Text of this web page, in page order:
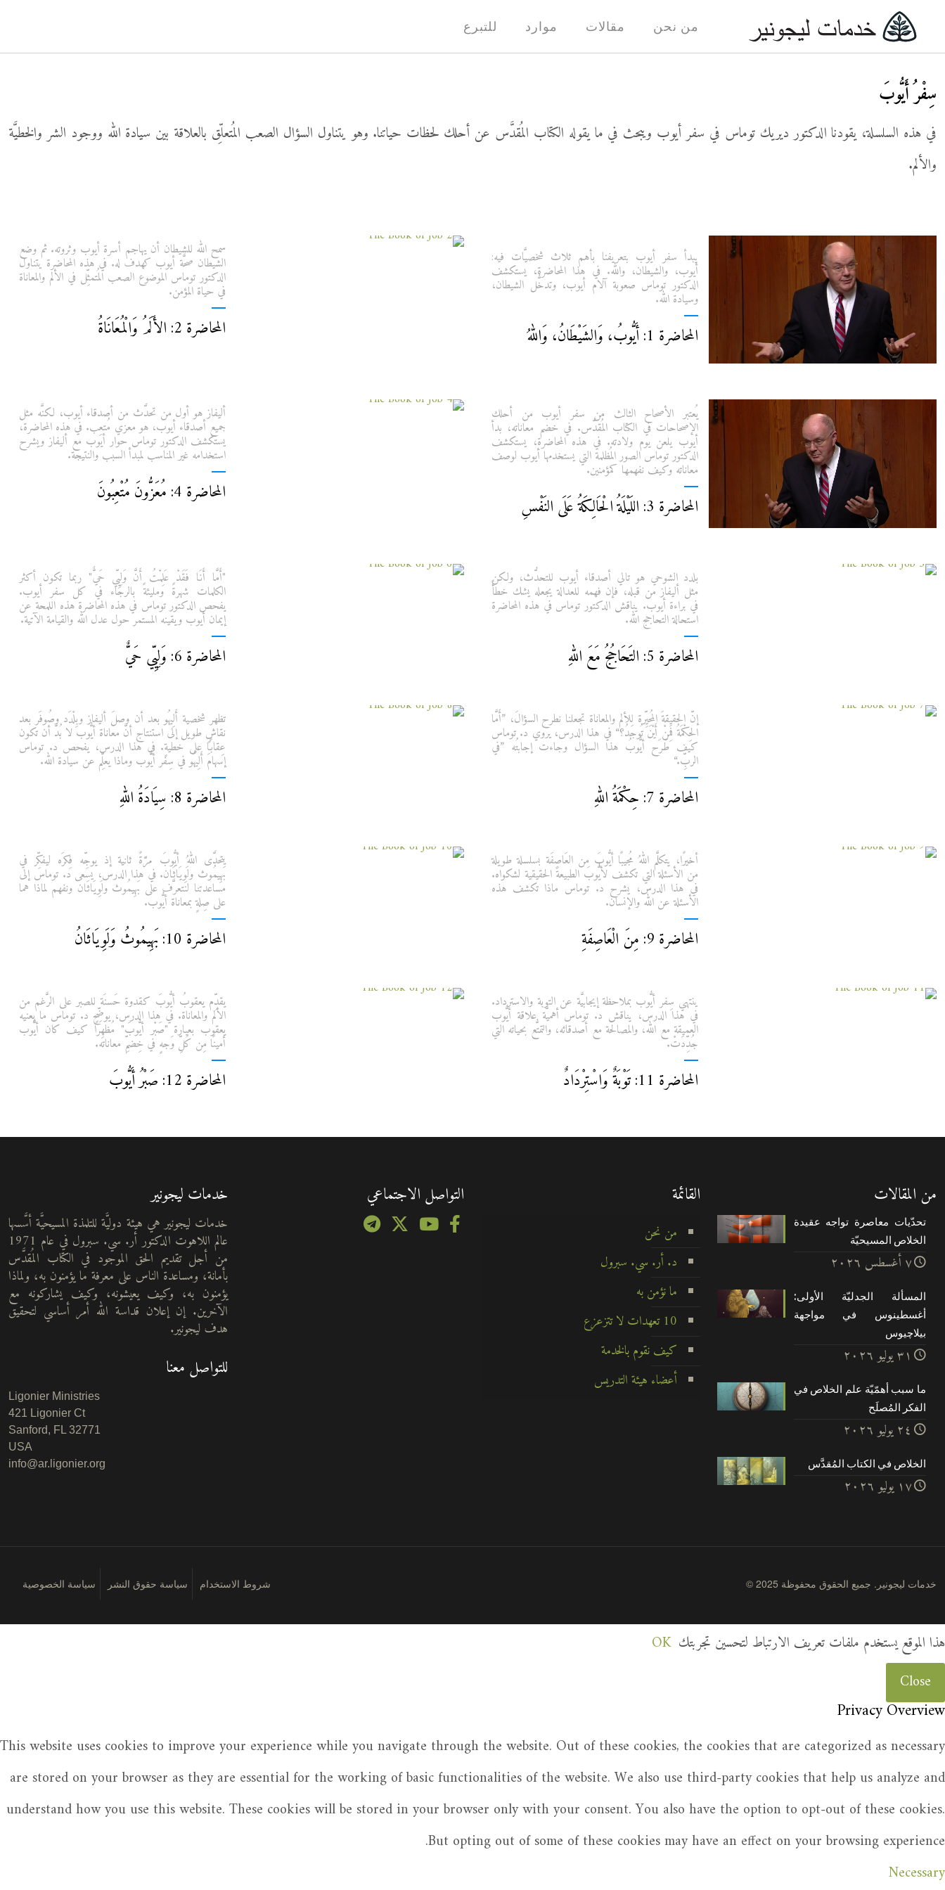
من نحن مقالات موارد للتبرع
سِفْرُ أَيُّوبَ
في هذه السلسلة، يقودنا الدكتور ديريك توماس في سفر أيوب ويبحث في ما يقوله الكتاب المُقدَّس عن أحلك لحظات حياتنا. وهو يتناول السؤال الصعب المُتعلِّق بالعلاقة بين سيادة الله ووجود الشر والخطيَّة
والألم.
يبدأ سفر أيوب بتعريفنا بأهم ثلاث شخصيَّات فيه:
أيوب، والشيطان، والله. في هذا المحاضرة، يستكشف
الدكتور توماس صعوبة آلام أيوب، وتدخُّل الشيطان،
وسيادة الله.
المحاضرة 1: أَيُّوبُ، وَالشَيْطَانُ، وَاللهُ
سمح الله للشيطان أن يهاجم أسرة أيوب وثروته. ثم وضع
الشيطان صحَّة أيوب كهدف له. في هذه المحاضرة يتناول
الدكتور توماس الموضوع الصعب المُتمثِّل في الألم والمعاناة
في حياة المؤمن.
المحاضرة 2: الأَلَمُ وَالْمُعَانَاةُ
يُعتبر الأصحاح الثالث من سفر أيوب من أحلك
الإصحاحات في الكتاب المُقدَّس. في خضم معاناته، بدأ
أيوب يلعن يوم ولادته. في هذه المحاضرة، يستكشف
الدكتور توماس الصور المُظلمة التي يستخدمها أيوب لوصف
معاناته وكيف نفهمها كمؤمنين.
المحاضرة 3: اللَيْلَةُ الْحَالِكَةُ عَلَى النَفْسِ
أليفاز هو أول من تحدَّث من أصدقاء أيوب، لكنَّه مثل
جميع أصدقاء أيوب، هو معزي مُتعِب. في هذه المحاضرة،
يستكشف الدكتور توماس حوار أيوب مع أليفاز ويشرح
استخدامه غير المناسب لمبدأ السبب والنتيجة.
المحاضرة 4: مُعَزُّونَ مُتْعِبُونَ
بلدد الشوحي هو تالي أصدقاء أيوب للتحدُّث، ولكن
مثل أليفاز من قبله، فإن فهمه للعدالة يجعله يشك خطأً
في براءة أيوب. يناقش الدكتور توماس في هذه المحاضرة
استحالة التحاجج الله.
المحاضرة 5: التَحَاجُجُ مَعَ اللهِ
"أَمَّا أَنَا فَقَدْ عَلِمْتُ أَنَّ وَلِيِّي حَيٌّ" ربما تكون أكثر
الكلمات شهرةً ومليئةً بالرجاء في كل سفر أيوب.
يفحص الدكتور توماس في هذه المحاضرة هذه اللمحة عن
إيمان أيوب ويقينه المستمر حول عدل الله والقيامة الآتية.
المحاضرة 6: وَلِيِّي حَيٌّ
إنّ الحقيقةَ المُحيِّرة للألم والمعاناة تجعلنا نطرح السؤالَ، ”أَمَّا
الحِكْمَةُ فَمِنْ أَيْنَ تُوجَدُ؟“ في هذا الدرس، يروي د. توماس
كيف طَرَح أيُّوبُ هذا السؤال وجاءت إجابتُه ”في
الربِّ.“
المحاضرة 7: حِكْمَةُ اللهِ
تظهر شخصية أَلِيهُو بعد أن وصلَ أليفاز وبِلْدَد وصُوفَر بعد
نقاشٍ طويل إلى استنتاج أنّ معاناة أيُّوب لا بُدَّ أن تكون
عِقابًا على خطيةٍ. في هذا الدرس، يفحص د. توماس
إسهامَ أَلِيهُو في سِفر أيُّوب وماذا يعلِّم عن سيادة الله.
المحاضرة 8: سِيَادَةُ اللهِ
أخيرًا، يتكلَّم اللهُ مُجيبًا أيُّوبَ من العَاصِفَة بسلسلة طويلة
من الأسئلة التي تكشف لأيُّوبَ الطبيعةَ الحقيقية لشكواه.
في هذا الدرس، يشرح د. توماس ماذا تكشف هذه
الأسئلة عن الله والإنسان.
المحاضرة 9: مِنَ الْعَاصِفَةِ
يتحدَّى اللهُ أيُّوبَ مرَّةً ثانية إذ يوجِّه فِكرَه ليفكِّر في
بَهِيمُوث ولَوِيَاثَان. في هذا الدرس، يسعى د. توماس إلى
مساعدتنا لنتعرَّف على بَهِيمُوث ولَوِيَاثَان ونفهم لماذا هما
على صِلةٍ بمعاناة أيُّوب.
المحاضرة 10: بَهِيمُوثُ وَلَوِيَاثَانُ
ينتهي سِفر أيُّوب بملاحظة إيجابيَّة عن التوبة والاسترداد.
في هذا الدرس، يناقش د. توماس أهميَّة علاقة أيُّوب
العميقة مع الله، والمصالحة مع أصدقائه، والتمتُّع بحياته التي
جُدِّدَتْ.
المحاضرة 11: تَوْبَةٌ وَاسْتِرْدَادٌ
يقدِّم يعقوبُ أيُّوبَ كقدوة حَسنَة للصبر على الرَّغم من
الألم والمعاناة. في هذا الدرس، يوضِّح د. توماس ما يعنيه
يعقوب بعبارة "صَبْر أيُّوبَ" مُظهِرًا كيف كان أيُّوب
أمينًا مِن كُلِّ وَجهٍ في خِضمِّ معاناته.
المحاضرة 12: صَبْرُ أَيُّوبَ
من المقالات
تحدّيات معاصرة تواجه عقيدة
الخلاص المسيحيّة
۷ أغسطس ۲۰۲٦
المسألة الجدليّة الأولى:
أغسطينوس في مواجهة
بيلاچيوس
۳۱ يوليو ۲۰۲٦
ما سبب أهمّيّة علم الخلاص في
الفكر المُصلَح
۲٤ يوليو ۲۰۲٦
الخلاص في الكتاب المُقدَّس
۱۷ يوليو ۲۰۲٦
القائمة
من نحن
د. أر. سي. سبرول
ما نؤمن به
10 تعهدات لا تتزعزع
كيف نقوم بالخدمة
أعضاء هيئة التدريس
التواصل الاجتماعي خدمات ليجونير
خدمات ليجونير هي هيئة دوليَّة للتلمذة المسيحيَّة أسَّسها
عالم اللاهوت الدكتور أر. سي. سبرول في عام 1971
من أجل تقديم الحق الموجود في الكتاب المُقدَّس
بأمانة، ومساعدة الناس على معرفة ما يؤمنون به، ولماذا
يؤمنون به، وكيف يعيشونه، وكيف يشاركونه مع
الآخرين. إن إعلان قداسة الله أمر أساسي لتحقيق
هدف ليجونير.
للتواصل معنا
Ligonier Ministries
421 Ligonier Ct
Sanford, FL 32771
USA
info@ar.ligonier.org
© 2025 خدمات ليجونير. جميع الحقوق محفوظة شروط الاستخدام سياسة حقوق النشر سياسة الخصوصية
هذا الموقع يستخدم ملفات تعريف الارتباط لتحسين تجربتك OK
Close
Privacy Overview
This website uses cookies to improve your experience while you navigate through the website. Out of these cookies, the cookies that are categorized as necessary
are stored on your browser as they are essential for the working of basic functionalities of the website. We also use third-party cookies that help us analyze and
understand how you use this website. These cookies will be stored in your browser only with your consent. You also have the option to opt-out of these cookies.
But opting out of some of these cookies may have an effect on your browsing experience.
Necessary